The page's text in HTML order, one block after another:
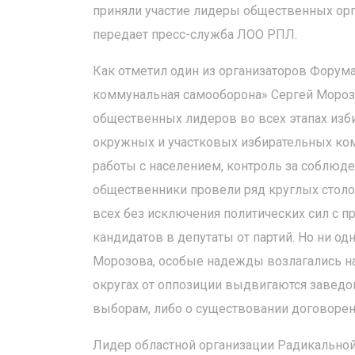
приняли участие лидеры общественных
передает пресс-служба ЛОО РПЛ.
Как отметил один из организаторов
коммунальная самооборона» Сергей
общественных лидеров во всех этапах
окружных и участковых избирательных
работы с населением, контроль за
общественники провели ряд круглых
всех без исключения политических сил
кандидатов в депутаты от партий. Но ни
Морозова, особые надежды возлагались
округах от оппозиции выдвигаются
выборам, либо о существовании
Лидер областной организации